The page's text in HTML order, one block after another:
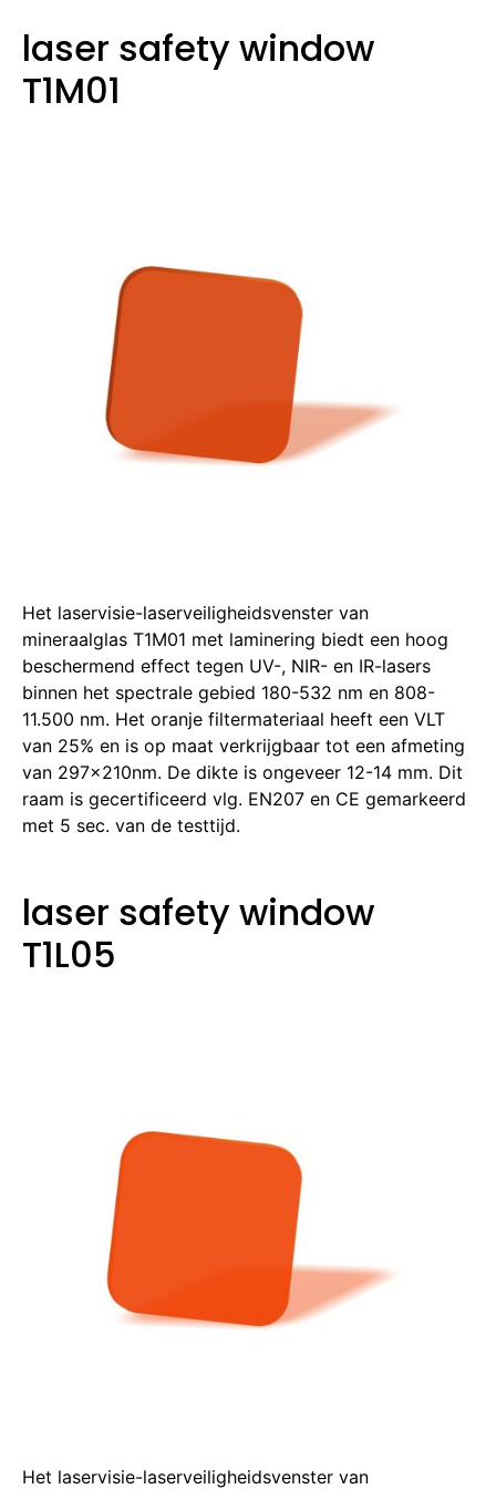
laser safety window
T1M01
Het laservisie-laserveiligheidsvenster van
mineraalglas T1M01 met laminering biedt een hoog
beschermend effect tegen UV-, NIR- en IR-lasers
binnen het spectrale gebied 180-532 nm en 808-
11.500 nm. Het oranje filtermateriaal heeft een VLT
van 25% en is op maat verkrijgbaar tot een afmeting
van 297x210nm. De dikte is ongeveer 12-14 mm. Dit
raam is gecertificeerd vlg. EN207 en CE gemarkeerd
met 5 sec. van de testtijd.
laser safety window
T1L05
Het laservisie-laserveiligheidsvenster van